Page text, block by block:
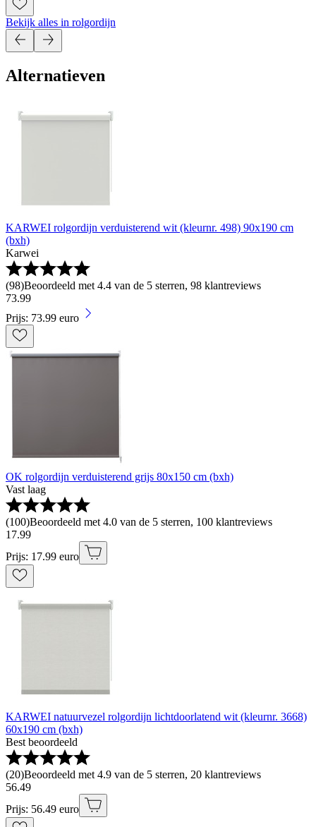
Bekijk alles in rolgordijn
Alternatieven
KARWEI rolgordijn verduisterend wit (kleurnr. 498) 90x190 cm
(bxh)
Karwei
(98)Beoordeeld met 4.4 van de 5 sterren, 98 klantreviews
73.99
Prijs: 73.99 euro
OK rolgordijn verduisterend grijs 80x150 cm (bxh)
Vast laag
(100)Beoordeeld met 4.0 van de 5 sterren, 100 klantreviews
17.99
Prijs: 17.99 euro
KARWEI natuurvezel rolgordijn lichtdoorlatend wit (kleurnr. 3668)
60x190 cm (bxh)
Best beoordeeld
(20)Beoordeeld met 4.9 van de 5 sterren, 20 klantreviews
56.49
Prijs: 56.49 euro